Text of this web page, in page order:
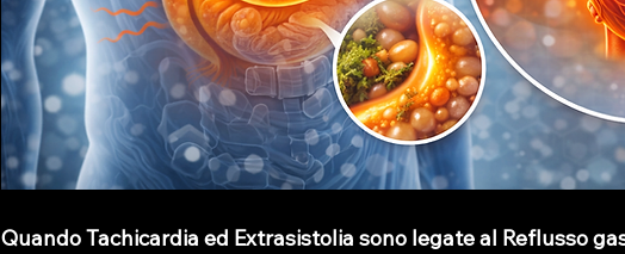
Quando Tachicardia ed Extrasistolia sono legate al Reflusso